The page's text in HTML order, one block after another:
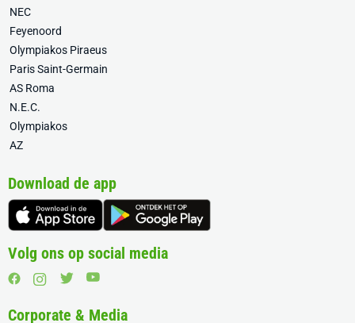
NEC
Feyenoord
Olympiakos Piraeus
Paris Saint-Germain
AS Roma
N.E.C.
Olympiakos
AZ
Download de app
Volg ons op social media
Corporate & Media